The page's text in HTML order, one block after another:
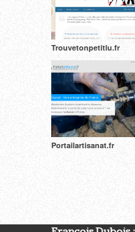
Trouvetonpetitlu.fr
Portailartisanat.fr